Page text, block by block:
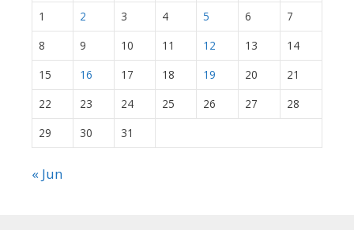
1
2 3 4 5 6
7
8
9 10 11 12 13
14
15
16 17 18 19 20
21
22
23 24 25 26 27
28
29
30 31
« Jun